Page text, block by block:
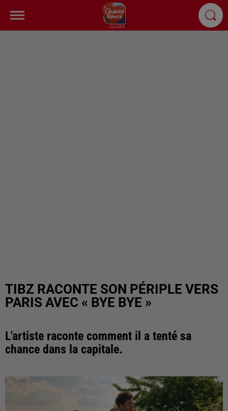
TIBZ RACONTE SON PÉRIPLE VERS
PARIS AVEC « BYE BYE »
L'artiste raconte comment il a tenté sa
chance dans la capitale.